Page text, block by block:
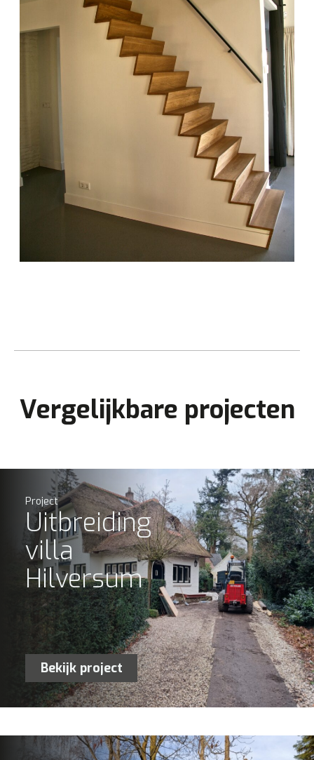
Vergelijkbare projecten
Project
Uitbreiding
villa
Hilversum
Bekijk project